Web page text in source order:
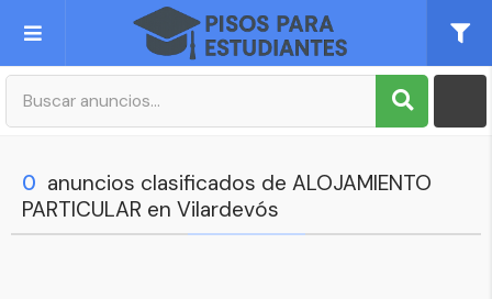
Publica tu Anuncio
Mi cuenta
0 anuncios clasificados de ALOJAMIENTO
PARTICULAR en Vilardevós